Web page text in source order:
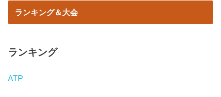
ランキング＆大会
ランキング
ATP